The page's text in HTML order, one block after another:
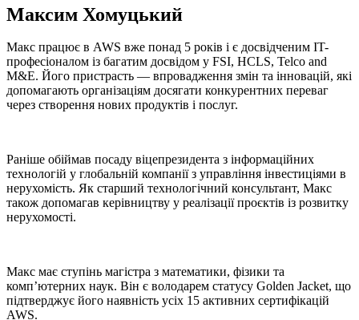
Максим Хомуцький
Макс працює в AWS вже понад 5 років і є досвідченим IT-
професіоналом із багатим досвідом у FSI, HCLS, Telco and
M&E. Його пристрасть — впровадження змін та інновацій, які
допомагають організаціям досягати конкурентних переваг
через створення нових продуктів і послуг.
Раніше обіймав посаду віцепрезидента з інформаційних
технологій у глобальній компанії з управління інвестиціями в
нерухомість. Як старший технологічний консультант, Макс
також допомагав керівництву у реалізації проєктів із розвитку
нерухомості.
Макс має ступінь магістра з математики, фізики та
комп’ютерних наук. Він є володарем статусу Golden Jacket, що
підтверджує його наявність усіх 15 активних сертифікацій
AWS.